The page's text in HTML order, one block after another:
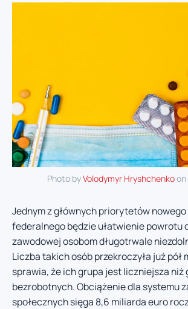
Photo byVolodymyr Hryshchenkoon
Jednym z głównych priorytetów
federalnego będzie ułatwienie powrotu
zawodowej osobom długotrwale
Liczba takich osób przekroczyła już pół
sprawia, że ich grupa jest liczniejsza niż
bezrobotnych. Obciążenie dla systemu
społecznych sięga 8,6 miliarda euro